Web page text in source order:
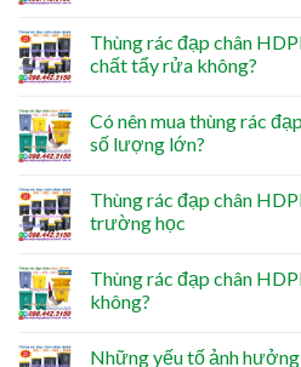
Thùng rác đạp chân
chất tẩy rửa không?
Có nên mua thùng rác
số lượng lớn?
Thùng rác đạp chân
trường học
Thùng rác đạp chân
không?
Những yếu tố ảnh